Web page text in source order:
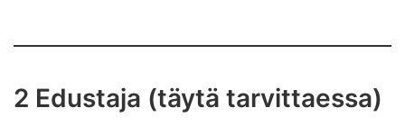
2 Edustaja (täytä tarvittaessa)